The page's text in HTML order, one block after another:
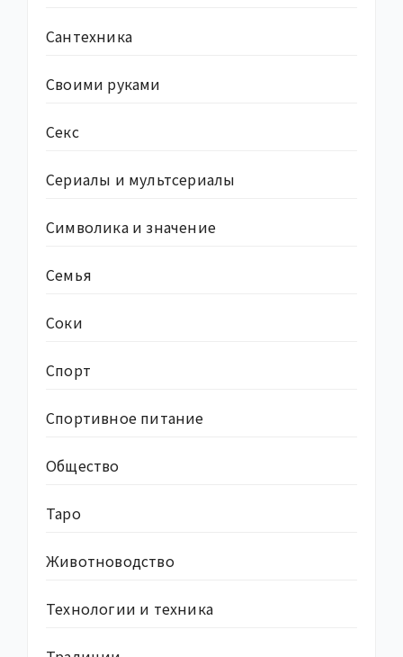
Сантехника
Своими руками
Секс
Сериалы и мультсериалы
Символика и значение
Семья
Соки
Спорт
Спортивное питание
Общество
Таро
Животноводство
Технологии и техника